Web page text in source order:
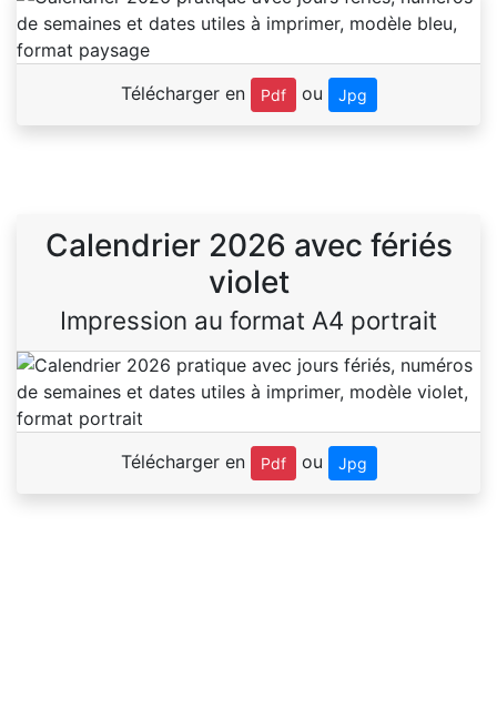
Télécharger en Pdf ou Jpg
Calendrier 2026 avec fériés
violet
Impression au format A4 portrait
Télécharger en Pdf ou Jpg